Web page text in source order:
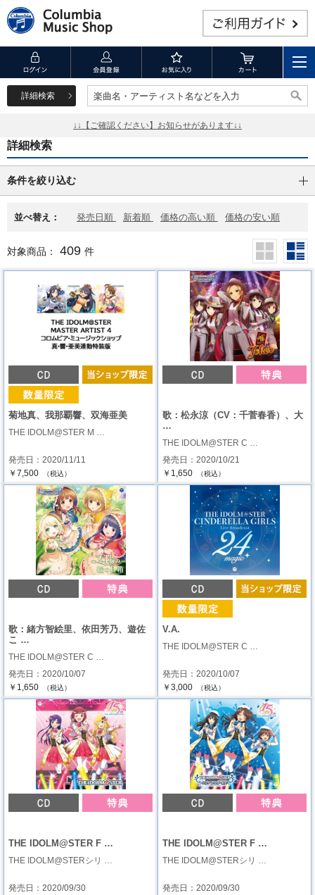
詳細検索 楽曲名・アーティスト名などを入力
楽曲名・アーティスト名などを入力
↓↓【ご確認ください】お知らせがあります↓↓
詳細検索
条件を絞り込む
並べ替え： 発売日順 新着順 価格の高い順 価格の安い順
対象商品： 409 件
菊地真、我那覇響、双海亜美
THE IDOLM@STER M …
発売日：2020/11/11
￥7,500
（税込）
歌：松永涼（CV：千菅春香）、大
…
THE IDOLM@STER C …
発売日：2020/10/21
￥1,650
（税込）
歌：緒方智絵里、依田芳乃、遊佐
こ …
THE IDOLM@STER C …
発売日：2020/10/07
￥1,650
（税込）
V.A.
THE IDOLM@STER C …
発売日：2020/10/07
￥3,000
（税込）
THE IDOLM@STER F …
THE IDOLM@STERシリ …
発売日：2020/09/30
THE IDOLM@STER F …
THE IDOLM@STERシリ …
発売日：2020/09/30